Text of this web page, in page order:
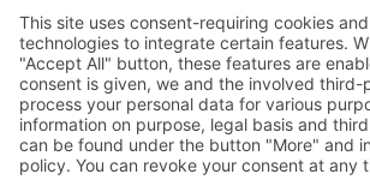
Pieper Zelt/Boot/Camping
Rockwoolstr. 35
45966 Gladbeck
Tel.: 0 20 43 / 9 73 70
info@pieper-freizeit.de